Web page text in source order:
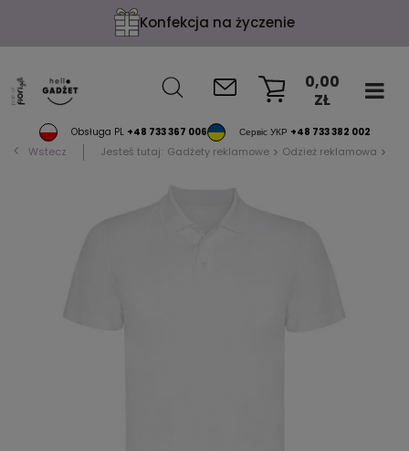
Konfekcja na życzenie
Obsługa PL +48 733 367 006 Сервіс УКР +48 733 382 002
0,00
ZŁ
Wstecz Jesteś tutaj: Gadżety reklamowe Odzież reklamowa